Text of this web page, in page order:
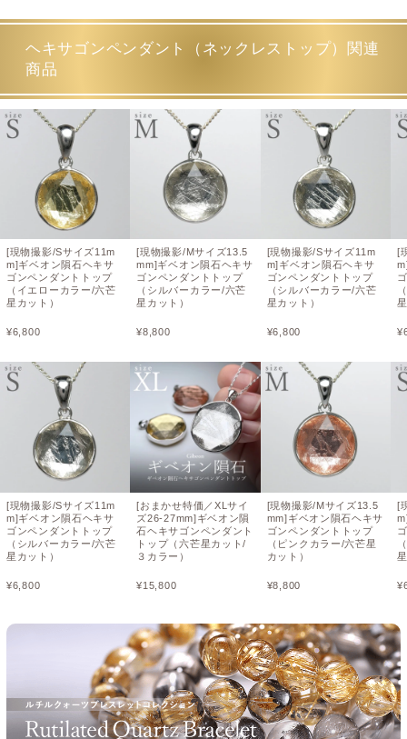
ヘキサゴンペンダント（ネックレストップ）関連
商品
[現物撮影/Sサイズ11m
m]ギベオン隕石ヘキサ
ゴンペンダントトップ
（イエローカラー/六芒
星カット）
¥6,800
[現物撮影/Sサイズ11m
m]ギベオン隕石ヘキサ
ゴンペンダントトップ
（シルバーカラー/六芒
星カット）
¥6,800
[現物撮影/Mサイズ13.5
mm]ギベオン隕石ヘキサ
ゴンペンダントトップ
（シルバーカラー/六芒
星カット）
¥8,800
[おまかせ特価／XLサイ
ズ26-27mm]ギベオン隕
石ヘキサゴンペンダント
トップ（六芒星カット/
３カラー）
¥15,800
[現物撮影/Sサイズ11m
m]ギベオン隕石ヘキサ
ゴンペンダントトップ
（シルバーカラー/六芒
星カット）
¥6,800
[現物撮影/Mサイズ13.5
mm]ギベオン隕石ヘキサ
ゴンペンダントトップ
（ピンクカラー/六芒星
カット）
¥8,800
[
¥
[
¥